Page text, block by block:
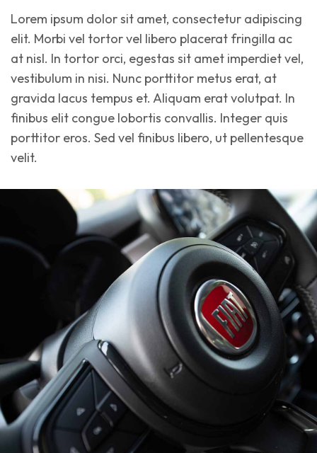
Lorem ipsum dolor sit amet, consectetur adipiscing
elit. Morbi vel tortor vel libero placerat fringilla ac
at nisl. In tortor orci, egestas sit amet imperdiet vel,
vestibulum in nisi. Nunc porttitor metus erat, at
gravida lacus tempus et. Aliquam erat volutpat. In
finibus elit congue lobortis convallis. Integer quis
porttitor eros. Sed vel finibus libero, ut pellentesque
velit.